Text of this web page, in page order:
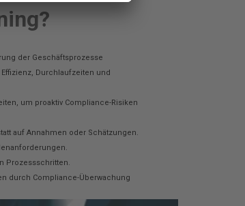
der Geschäftsprozesse
Durchlaufzeiten und
um proaktiv Compliance-Risiken
auf Annahmen oder Schätzungen.
Prozessschritten.
durch Compliance-Überwachung